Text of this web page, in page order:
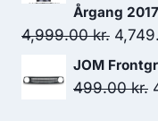
Årgang
4,999.00kr. Den
pris
JOM
499.00kr.